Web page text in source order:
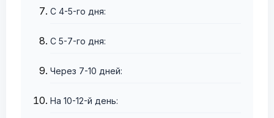
С 4-5-го дня:
С 5-7-го дня:
Через 7-10 дней:
На 10-12-й день: